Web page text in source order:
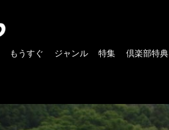
もうすぐ ジャンル 特集 倶楽部特典